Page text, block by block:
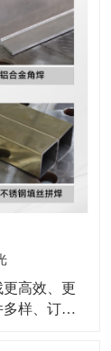
高效、更
样、订单